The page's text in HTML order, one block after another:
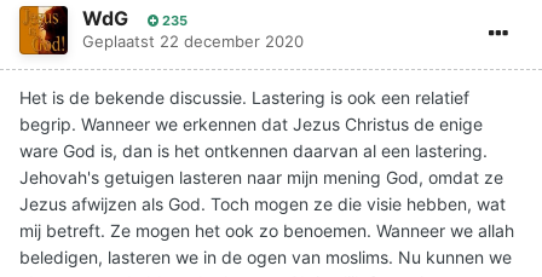
WdG 235
Geplaatst 22 december 2020
Het is de bekende discussie. Lastering is ook een relatief
begrip. Wanneer we erkennen dat Jezus Christus de enige
ware God is, dan is het ontkennen daarvan al een lastering.
Jehovah's getuigen lasteren naar mijn mening God, omdat ze
Jezus afwijzen als God. Toch mogen ze die visie hebben, wat
mij betreft. Ze mogen het ook zo benoemen. Wanneer we allah
beledigen, lasteren we in de ogen van moslims. Nu kunnen we